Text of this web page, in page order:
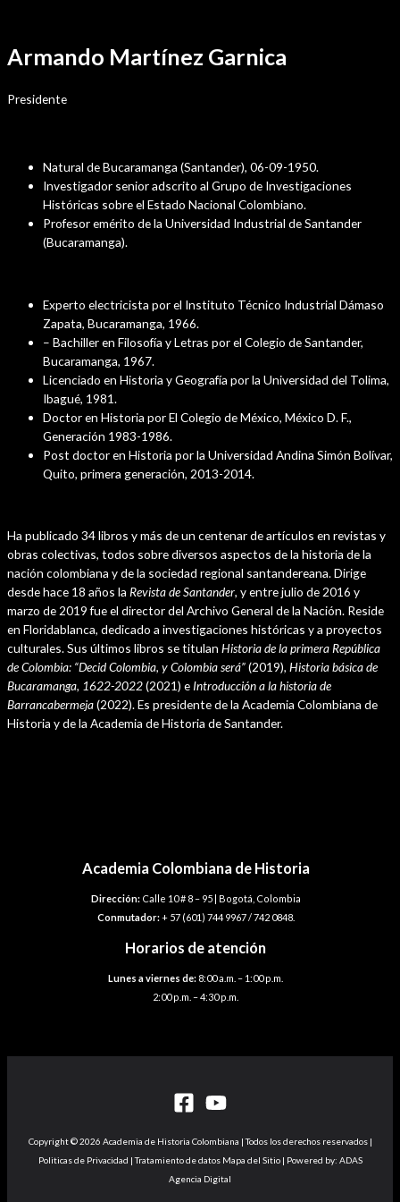
contenido
Armando Martínez Garnica
Presidente
Natural de Bucaramanga (Santander), 06-09-1950.
Investigador senior adscrito al Grupo de Investigaciones
Históricas sobre el Estado Nacional Colombiano.
Profesor emérito de la Universidad Industrial de Santander
(Bucaramanga).
Experto electricista por el Instituto Técnico Industrial Dámaso
Zapata, Bucaramanga, 1966.
– Bachiller en Filosofía y Letras por el Colegio de Santander,
Bucaramanga, 1967.
Licenciado en Historia y Geografía por la Universidad del Tolima,
Ibagué, 1981.
Doctor en Historia por El Colegio de México, México D. F.,
Generación 1983-1986.
Post doctor en Historia por la Universidad Andina Simón Bolívar,
Quito, primera generación, 2013-2014.
Ha publicado 34 libros y más de un centenar de artículos en revistas y
obras colectivas, todos sobre diversos aspectos de la historia de la
nación colombiana y de la sociedad regional santandereana. Dirige
desde hace 18 años la Revista de Santander, y entre julio de 2016 y
marzo de 2019 fue el director del Archivo General de la Nación. Reside
en Floridablanca, dedicado a investigaciones históricas y a proyectos
culturales. Sus últimos libros se titulan Historia de la primera República
de Colombia: “Decid Colombia, y Colombia será”(2019), Historia básica de
Bucaramanga, 1622-2022(2021) e Introducción a la historia de
Barrancabermeja(2022). Es presidente de la Academia Colombiana de
Historia y de la Academia de Historia de Santander.
Academia Colombiana de Historia
Dirección:Calle 10 # 8 – 95 | Bogotá, Colombia
Conmutador:+ 57 (601) 744 9967 / 742 0848.
Horarios de atención
Lunes a viernes de: 8:00 a.m. – 1:00 p.m.
2:00 p.m. – 4:30 p.m.
Copyright © 2026 Academia de Historia Colombiana | Todos los derechos reservados |
Politicas de Privacidad | Tratamiento de datos Mapa del Sitio | Powered by: ADAS
Agencia Digital